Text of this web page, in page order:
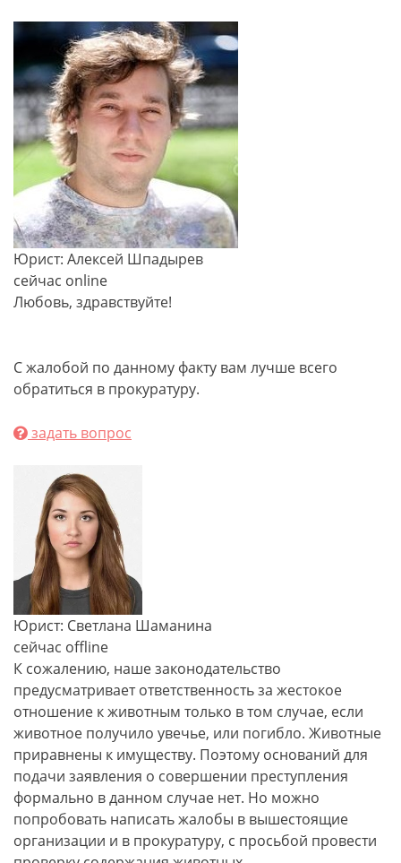
Юрист: Алексей Шпадырев
сейчас online
Любовь, здравствуйте!
С жалобой по данному факту вам лучше всего
обратиться в прокуратуру.
задать вопрос
Юрист: Светлана Шаманина
сейчас offline
К сожалению, наше законодательство
предусматривает ответственность за жестокое
отношение к животным только в том случае, если
животное получило увечье, или погибло. Животные
приравнены к имуществу. Поэтому оснований для
подачи заявления о совершении преступления
формально в данном случае нет. Но можно
попробовать написать жалобы в вышестоящие
организации и в прокуратуру, с просьбой провести